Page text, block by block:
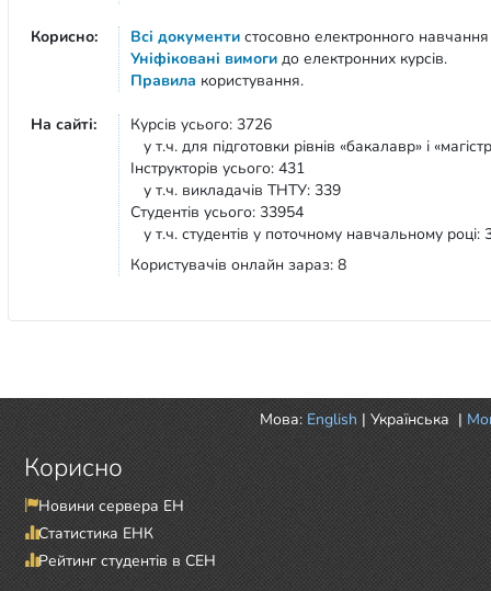
Корисно: Всі документи стосовно електронного
Уніфіковані вимоги до електронних курсів.
Правила користування.
На сайті:
Курсів усього: 3726
у т.ч. для підготовки рівнів «бакалавр» і
Інструкторів усього: 431
у т.ч. викладачів ТНТУ: 339
Студентів усього: 33954
у т.ч. студентів у поточному навчальному році:
Користувачів онлайн зараз: 8
Мова: English | Українська |
Корисно
Новини сервера ЕН
Статистика ЕНК
Рейтинг студентів в СЕН